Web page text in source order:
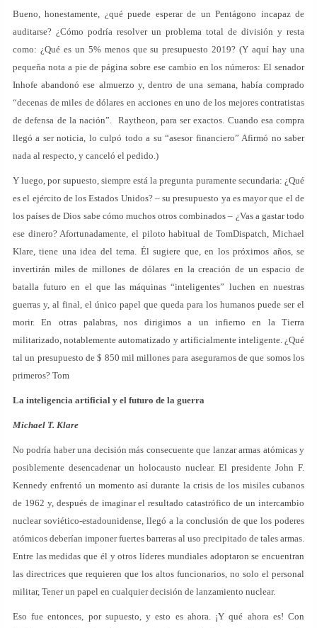
Bueno, honestamente, ¿qué puede esperar de un Pentágono incapaz de
auditarse? ¿Cómo podría resolver un problema total de división y resta
como: ¿Qué es un 5% menos que su presupuesto 2019? (Y aquí hay una
pequeña nota a pie de página sobre ese cambio en los números: El senador
Inhofe abandonó ese almuerzo y, dentro de una semana, había comprado
“decenas de miles de dólares en acciones en uno de los mejores contratistas
de defensa de la nación”. Raytheon, para ser exactos. Cuando esa compra
llegó a ser noticia, lo culpó todo a su “asesor financiero” Afirmó no saber
nada al respecto, y canceló el pedido.)
Y luego, por supuesto, siempre está la pregunta puramente secundaria: ¿Qué
es el ejército de los Estados Unidos? – su presupuesto ya es mayor que el de
los países de Dios sabe cómo muchos otros combinados – ¿Vas a gastar todo
ese dinero? Afortunadamente, el piloto habitual de TomDispatch, Michael
Klare, tiene una idea del tema. Él sugiere que, en los próximos años, se
invertirán miles de millones de dólares en la creación de un espacio de
batalla futuro en el que las máquinas “inteligentes” luchen en nuestras
guerras y, al final, el único papel que queda para los humanos puede ser el
morir. En otras palabras, nos dirigimos a un infierno en la Tierra
militarizado, notablemente automatizado y artificialmente inteligente. ¿Qué
tal un presupuesto de $ 850 mil millones para asegurarnos de que somos los
primeros? Tom
La inteligencia artificial y el futuro de la guerra
Michael T. Klare
No podría haber una decisión más consecuente que lanzar armas atómicas y
posiblemente desencadenar un holocausto nuclear. El presidente John F.
Kennedy enfrentó un momento así durante la crisis de los misiles cubanos
de 1962 y, después de imaginar el resultado catastrófico de un intercambio
nuclear soviético-estadounidense, llegó a la conclusión de que los poderes
atómicos deberían imponer fuertes barreras al uso precipitado de tales armas.
Entre las medidas que él y otros líderes mundiales adoptaron se encuentran
las directrices que requieren que los altos funcionarios, no solo el personal
militar, Tener un papel en cualquier decisión de lanzamiento nuclear.
Eso fue entonces, por supuesto, y esto es ahora. ¡Y qué ahora es! Con